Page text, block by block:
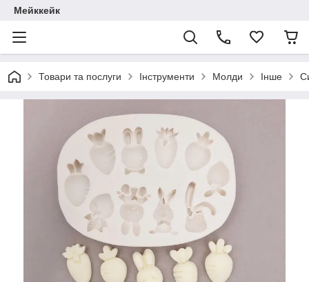
Мейккейк
Товари та послуги Інструменти Молди Інше